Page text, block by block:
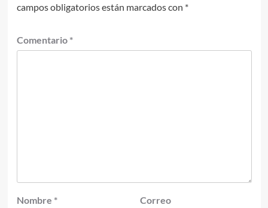
campos obligatorios están marcados con *
Comentario *
Nombre *
Correo